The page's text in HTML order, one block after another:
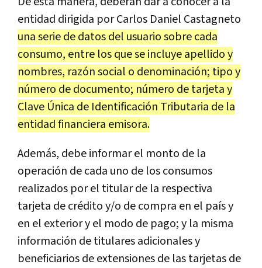
entidad dirigida por Carlos Daniel Castagneto
una serie de datos del usuario sobre cada
consumo, entre los que se incluye apellido y
nombres, razón social o denominación; tipo y
número de documento; número de tarjeta y
Clave Única de Identificación Tributaria de la
entidad financiera emisora.
Además, debe informar el monto de la
operación de cada uno de los consumos
realizados por el titular de la respectiva
tarjeta de crédito y/o de compra en el país y
en el exterior y el modo de pago; y la misma
información de titulares adicionales y
beneficiarios de extensiones de las tarjetas de